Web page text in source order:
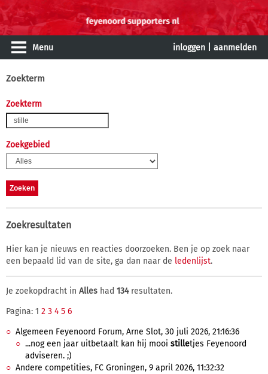
Menu inloggen aanmelden
Zoekterm
Zoekterm
Zoekgebied
Zoekresultaten
Hier kan je nieuws en reacties doorzoeken. Ben je op zoek naar
een bepaald lid van de site, ga dan naar de ledenlijst.
Je zoekopdracht in Alles had 134resultaten.
Pagina: 1 2 3 4 5 6
Algemeen Feyenoord Forum, Arne Slot, 30 juli 2026, 21:16:36
...nog een jaar uitbetaalt kan hij mooi stilletjes Feyenoord
adviseren. ;)
Andere competities, FC Groningen, 9 april 2026, 11:32:32